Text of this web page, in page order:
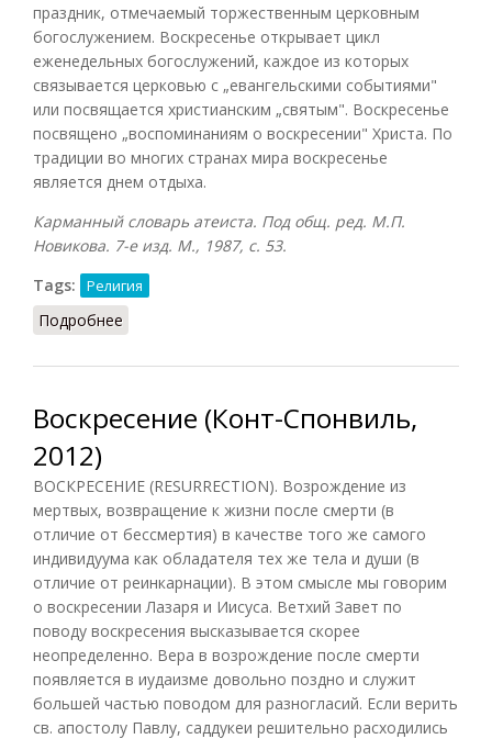
праздник, отмечаемый торжественным церковным
богослужением. Воскресенье открывает цикл
еженедельных богослужений, каждое из которых
связывается церковью с „евангельскими событиями"
или посвящается христианским „святым". Воскресенье
посвящено „воспоминаниям о воскресении" Христа. По
традиции во многих странах мира воскресенье
является днем отдыха.
Карманный словарь атеиста. Под общ. ред. М.П.
Новикова. 7-е изд. М., 1987, с. 53.
Tags:
Религия
Подробнее
Воскресение (Конт-Спонвиль,
2012)
ВОСКРЕСЕНИЕ (RESURRECTION). Возрождение из
мертвых, возвращение к жизни после смерти (в
отличие от бессмертия) в качестве того же самого
индивидуума как обладателя тех же тела и души (в
отличие от реинкарнации). В этом смысле мы говорим
о воскресении Лазаря и Иисуса. Ветхий Завет по
поводу воскресения высказывается скорее
неопределенно. Вера в возрождение после смерти
появляется в иудаизме довольно поздно и служит
большей частью поводом для разногласий. Если верить
св. апостолу Павлу, саддукеи решительно расходились